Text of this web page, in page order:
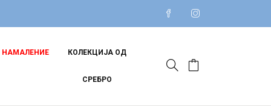
НАМАЛЕНИЕ КОЛЕКЦИЈА ОД
СРЕБРО